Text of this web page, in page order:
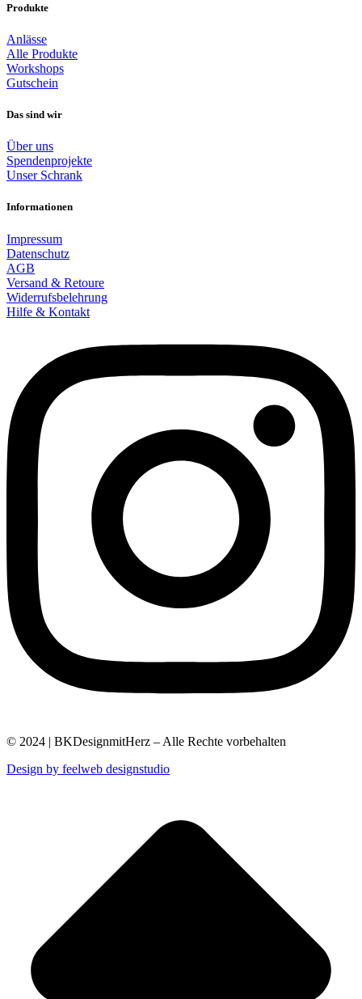
Produkte
Anlässe
Alle Produkte
Workshops
Gutschein
Das sind wir
Über uns
Spendenprojekte
Unser Schrank
Informationen
Impressum
Datenschutz
AGB
Versand & Retoure
Widerrufsbelehrung
Hilfe & Kontakt
© 2024 | BKDesignmitHerz – Alle Rechte vorbehalten
Design by feelweb designstudio